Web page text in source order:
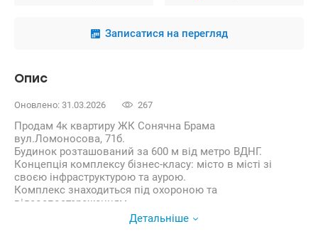
Записатися на перегляд
Опис
Оновлено: 31.03.2026 267
Продам 4к квартиру ЖК Сонячна Брама
вул.Ломоносова, 71б.
Будинок розташований за 600 м від метро ВДНГ.
Концепція комплексу бізнес-класу: місто в місті зі
своєю інфраструктурою та аурою.
Комплекс знаходиться під охороною та
відеоспостереженням.
Є гостьовий та підземний паркінг.
Детальніше